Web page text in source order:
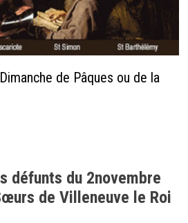
de Pâques ou de la
défunts du 2novembre
de Villeneuve le Roi